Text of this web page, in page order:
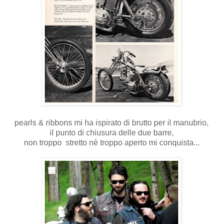
pearls & ribbons mi ha ispirato di brutto per il manubrio,
il punto di chiusura delle due barre,
non troppo stretto nè troppo aperto mi conquista...